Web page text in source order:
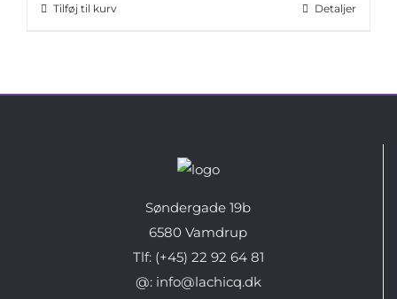
Tilføj til kurv Detaljer
Søndergade 19b
6580 Vamdrup
Tlf: (+45) 22 92 64 81
@: info@lachicq.dk